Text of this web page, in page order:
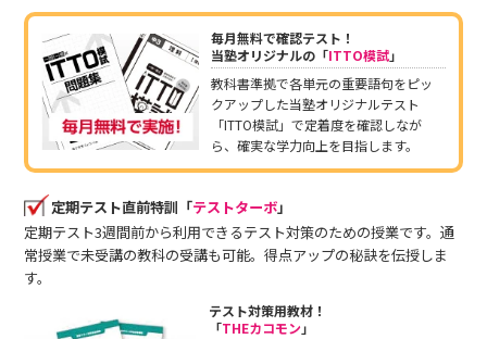
毎月無料で確認テスト！
当塾オリジナルの「ITTO模試」
教科書準拠で各単元の重要語句をピッ
クアップした当塾オリジナルテスト
「ITTO模試」で定着度を確認しなが
ら、確実な学力向上を目指します。
定期テスト直前特訓「テストターボ」
定期テスト3週間前から利用できるテスト対策のための授業です。通
常授業で未受講の教科の受講も可能。得点アップの秘訣を伝授しま
す。
テスト対策用教材！
「THEカコモン」